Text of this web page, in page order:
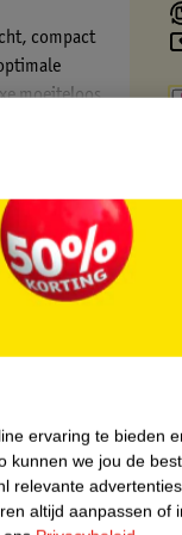
compact
moeiteloos
dat je
ervaring te bieden
kunnen we jou de
relevante
altijd aanpassen of